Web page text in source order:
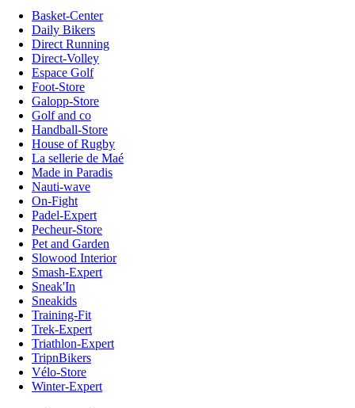
Basket-Center
Daily Bikers
Direct Running
Direct-Volley
Espace Golf
Foot-Store
Galopp-Store
Golf and co
Handball-Store
House of Rugby
La sellerie de Maé
Made in Paradis
Nauti-wave
On-Fight
Padel-Expert
Pecheur-Store
Pet and Garden
Slowood Interior
Smash-Expert
Sneak'In
Sneakids
Training-Fit
Trek-Expert
Triathlon-Expert
TripnBikers
Vélo-Store
Winter-Expert